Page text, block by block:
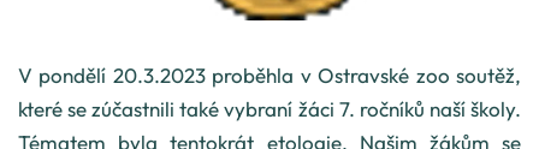
V pondělí 20.3.2023 proběhla v Ostravské zoo soutěž,
které se zúčastnili také vybraní žáci 7. ročníků naší školy.
Tématem byla tentokrát etologie. Našim žákům se